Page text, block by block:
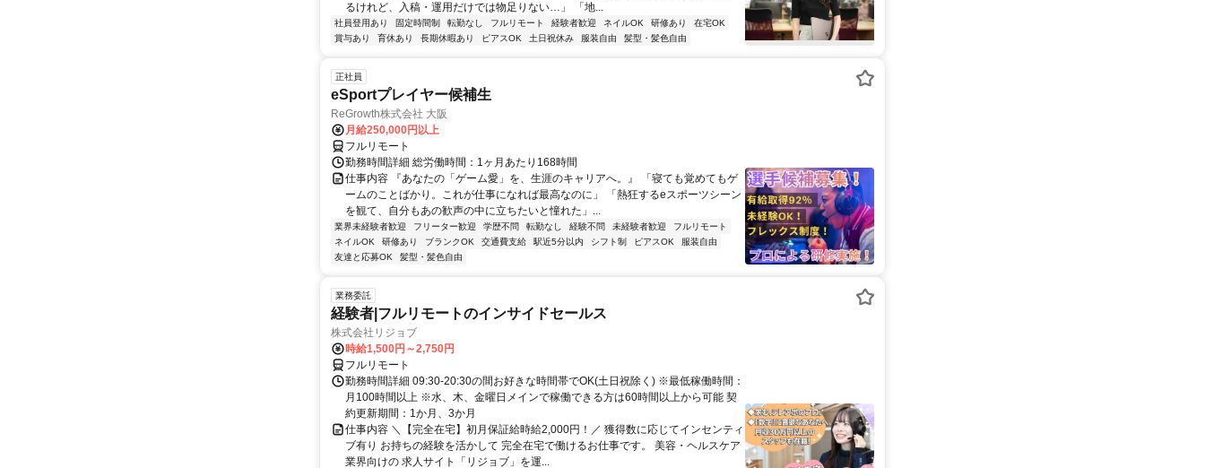
るけれど、入稿・運用だけでは物足りない…」 「地...
社員登用あり 固定時間制 転勤なし フルリモート 経験者歓迎 ネイルOK 研修あり
在宅OK
賞与あり
育休あり 長期休暇あり ピアスOK 土日祝休み 服装自由 髪型・髪色自由
正社員
eSportプレイヤー候補生
ReGrowth株式会社 大阪
月給250,000円以上
フルリモート
勤務時間詳細 総労働時間：1ヶ月あたり168時間
仕事内容 『あなたの「ゲーム愛」を、生涯のキャリアへ。』 「寝ても覚めてもゲ
ームのことばかり。これが仕事になれば最高なのに」 「熱狂するeスポーツシーン
を観て、自分もあの歓声の中に立ちたいと憧れた」...
業界未経験者歓迎 フリーター歓迎 学歴不問 転勤なし 経験不問 未経験者歓迎
フルリモート
ネイルOK
研修あり ブランクOK 交通費支給 駅近5分以内 シフト制 ピアスOK
服装自由
友達と応募OK
髪型・髪色自由
業務委託
経験者|フルリモートのインサイドセールス
株式会社リジョブ
時給1,500円～2,750円
フルリモート
勤務時間詳細 09:30-20:30の間お好きな時間帯でOK(土日祝除く) ※最低稼働時間：
月100時間以上 ※水、木、金曜日メインで稼働できる方は60時間以上から可能 契
約更新期間：1か月、3か月
仕事内容 ＼【完全在宅】初月保証給時給2,000円！／ 獲得数に応じてインセンティ
ブ有り お持ちの経験を活かして 完全在宅で働けるお仕事です。 美容・ヘルスケア
業界向けの 求人サイト「リジョブ」を運...